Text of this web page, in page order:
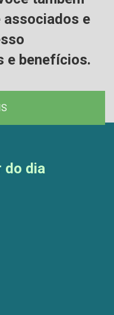
associados e
e benefícios.
do dia